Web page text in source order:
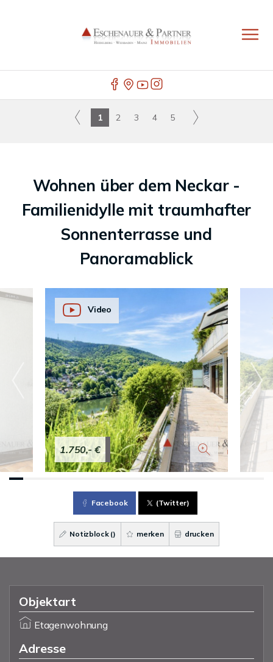
1 2 3 4 5
Wohnen über dem Neckar -
Familienidylle mit traumhafter
Sonnenterrasse und
Panoramablick
1.750,- €
Video
Facebook (Twitter)
Notizblock () merken drucken
Objektart
Etagenwohnung
Adresse